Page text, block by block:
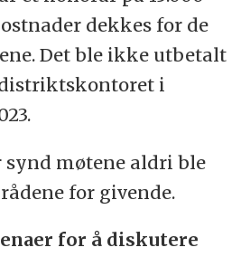
dekkes for de
Det ble ikke utbetalt
i
synd møtene aldri ble
for givende.
for å diskutere